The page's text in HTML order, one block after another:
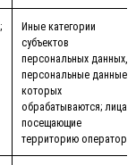
Иные категории
субъектов
персональных данных,
персональные данные
которых
обрабатываются; лица,
посещающие
территорию оператора